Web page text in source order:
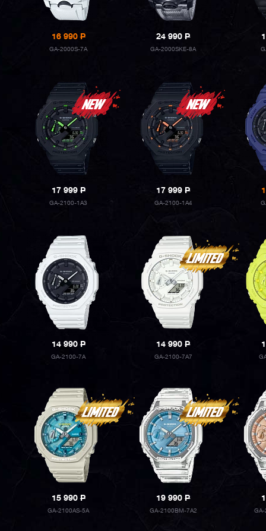
16 990P
GA-2000S-7A
24 990P
GA-2000SKE-8A
17 999P
GA-2100-1A3
17 999P
GA-2100-1A4
14 990P
GA-2100-7A
14 990P
GA-2100-7A7
15 990P
GA-2100AS-5A
19 990P
GA-2100BM-7A2